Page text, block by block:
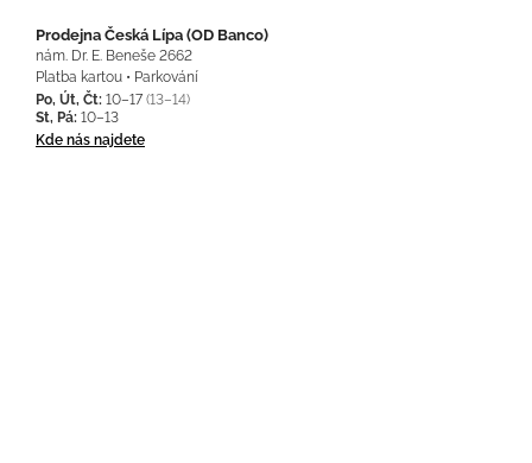
Prodejna Česká Lípa (OD Banco)
nám. Dr. E. Beneše 2662
Platba kartou • Parkování
Po, Út, Čt: 10–17 (13–14)
St, Pá: 10–13
Kde nás najdete